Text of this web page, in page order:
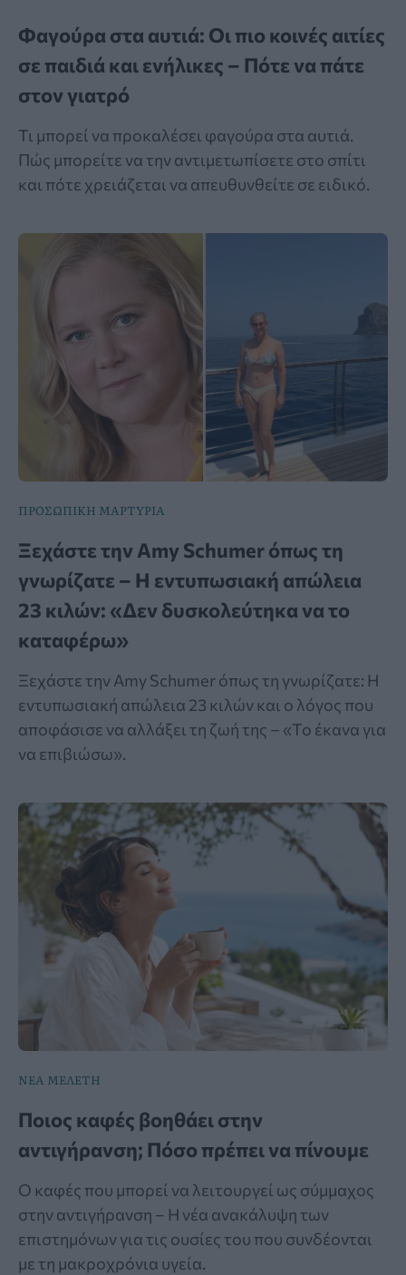
Φαγούρα στα αυτιά: Οι πιο κοινές αιτίες
σε παιδιά και ενήλικες – Πότε να πάτε
στον γιατρό
Τι μπορεί να προκαλέσει φαγούρα στα αυτιά.
Πώς μπορείτε να την αντιμετωπίσετε στο σπίτι
και πότε χρειάζεται να απευθυνθείτε σε ειδικό.
ΠΡΟΣΩΠΙΚΗ ΜΑΡΤΥΡΙΑ
Ξεχάστε την Amy Schumer όπως τη
γνωρίζατε – Η εντυπωσιακή απώλεια
23 κιλών: «Δεν δυσκολεύτηκα να το
καταφέρω»
Ξεχάστε την Amy Schumer όπως τη γνωρίζατε: Η
εντυπωσιακή απώλεια 23 κιλών και ο λόγος που
αποφάσισε να αλλάξει τη ζωή της – «Το έκανα για
να επιβιώσω».
ΝΕΑ ΜΕΛΕΤΗ
Ποιος καφές βοηθάει στην
αντιγήρανση; Πόσο πρέπει να πίνουμε
Ο καφές που μπορεί να λειτουργεί ως σύμμαχος
στην αντιγήρανση – Η νέα ανακάλυψη των
επιστημόνων για τις ουσίες του που συνδέονται
με τη μακροχρόνια υγεία.